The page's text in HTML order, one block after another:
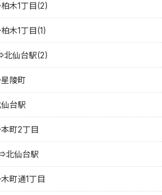
木1丁目(2)
木1丁目(1)
仙台駅(2)
陵町
台駅
町2丁目
北仙台駅
町通1丁目